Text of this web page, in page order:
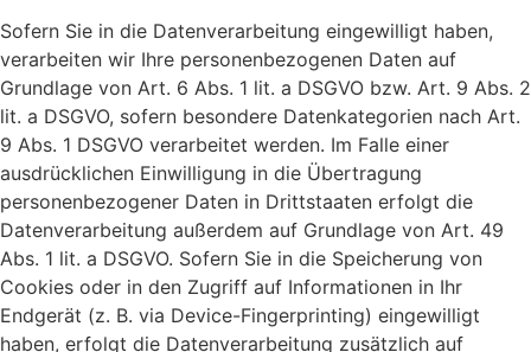
Sofern Sie in die Datenverarbeitung eingewilligt haben,
verarbeiten wir Ihre personenbezogenen Daten auf
Grundlage von Art. 6 Abs. 1 lit. a DSGVO bzw. Art. 9 Abs. 2
lit. a DSGVO, sofern besondere Datenkategorien nach Art.
9 Abs. 1 DSGVO verarbeitet werden. Im Falle einer
ausdrücklichen Einwilligung in die Übertragung
personenbezogener Daten in Drittstaaten erfolgt die
Datenverarbeitung außerdem auf Grundlage von Art. 49
Abs. 1 lit. a DSGVO. Sofern Sie in die Speicherung von
Cookies oder in den Zugriff auf Informationen in Ihr
Endgerät (z. B. via Device-Fingerprinting) eingewilligt
haben, erfolgt die Datenverarbeitung zusätzlich auf